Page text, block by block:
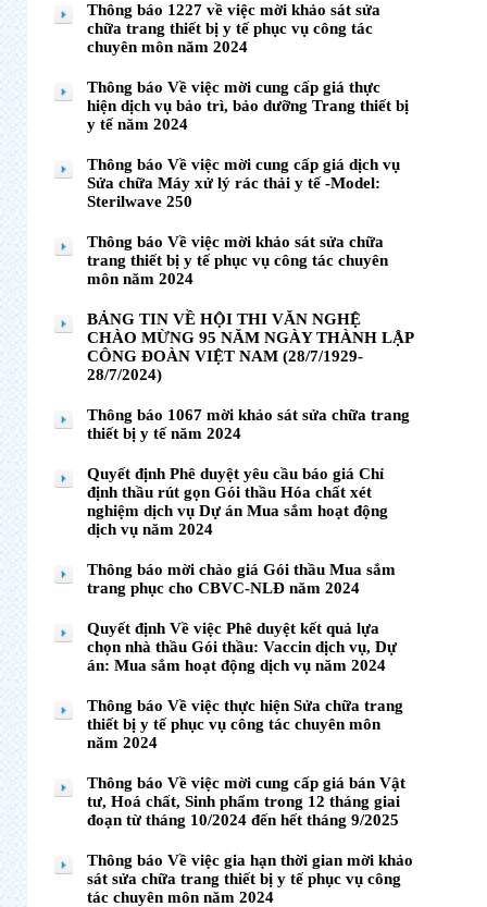
Thông báo 1227 về việc mời khảo sát sửa
chữa trang thiết bị y tế phục vụ công tác
chuyên môn năm 2024
Thông báo Về việc mời cung cấp giá thực
hiện dịch vụ bảo trì, bảo dưỡng Trang thiết bị
y tế năm 2024
Thông báo Về việc mời cung cấp giá dịch vụ
Sửa chữa Máy xử lý rác thải y tế -Model:
Sterilwave 250
Thông báo Về việc mời khảo sát sửa chữa
trang thiết bị y tế phục vụ công tác chuyên
môn năm 2024
BẢNG TIN VỀ HỘI THI VĂN NGHỆ
CHÀO MỪNG 95 NĂM NGÀY THÀNH LẬP
CÔNG ĐOÀN VIỆT NAM (28/7/1929-
28/7/2024)
Thông báo 1067 mời khảo sát sửa chữa trang
thiết bị y tế năm 2024
Quyết định Phê duyệt yêu cầu báo giá Chỉ
định thầu rút gọn Gói thầu Hóa chất xét
nghiệm dịch vụ Dự án Mua sắm hoạt động
dịch vụ năm 2024
Thông báo mời chào giá Gói thầu Mua sắm
trang phục cho CBVC-NLĐ năm 2024
Quyết định Về việc Phê duyệt kết quả lựa
chọn nhà thầu Gói thầu: Vaccin dịch vụ, Dự
án: Mua sắm hoạt động dịch vụ năm 2024
Thông báo Về việc thực hiện Sửa chữa trang
thiết bị y tế phục vụ công tác chuyên môn
năm 2024
Thông báo Về việc mời cung cấp giá bán Vật
tư, Hoá chất, Sinh phẩm trong 12 tháng giai
đoạn từ tháng 10/2024 đến hết tháng 9/2025
Thông báo Về việc gia hạn thời gian mời khảo
sát sửa chữa trang thiết bị y tế phục vụ công
tác chuyên môn năm 2024